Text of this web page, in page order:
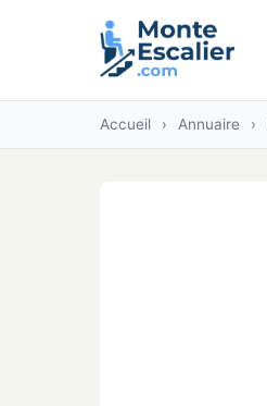
Accueil › Annuaire ›